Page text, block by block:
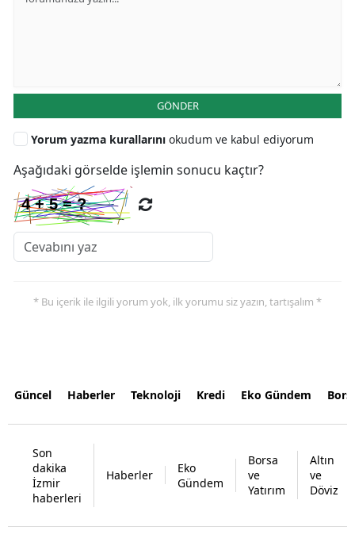
GÖNDER
Yorum yazma kurallarını okudum ve kabul ediyorum
Aşağıdaki görselde işlemin sonucu kaçtır?
* Bu içerik ile ilgili yorum yok, ilk yorumu siz yazın, tartışalım *
Güncel Haberler Teknoloji Kredi Eko Gündem
Son
dakika
İzmir
haberleri
Haberler
Eko
Gündem
Borsa
ve
Yatırım
Altın
ve
Döviz